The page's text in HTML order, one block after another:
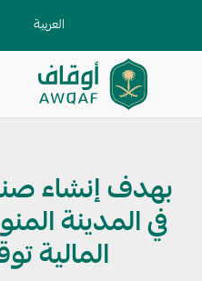
العربية
بهدف إنشاء
في المدينة
المالية